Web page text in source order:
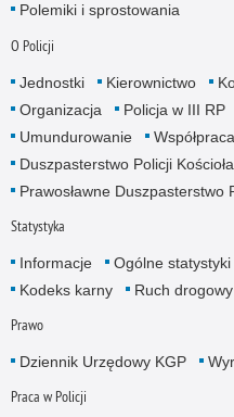
Polemiki i sprostowania
O Policji
Jednostki Kierownictwo
Organizacja
Policja w III RP
Umundurowanie
Duszpasterstwo Policji
Prawosławne Duszpasterstwo
Statystyka
Informacje Ogólne statystyki
Kodeks karny
Ruch drogowy
Prawo
Dziennik Urzędowy KGP
Praca w Policji